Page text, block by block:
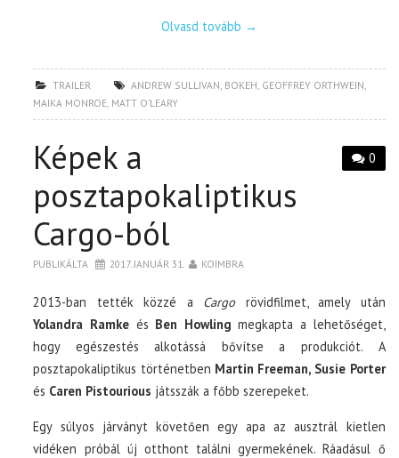
Olvasd tovább →
TRAILER ANDREW SULLIVAN, BOKEH, GEOFFREY ORTHWEIN,
MAIKA MONROE, MATT O’LEARY
0
Képek a
posztapokaliptikus
Cargo-ból
PUBLIKÁLTA 2017. JANUÁR 31. KOIMBRA
2013-ban tették közzé a Cargo rövidfilmet, amely után
Yolandra Ramke és Ben Howling megkapta a lehetőséget,
hogy egészestés alkotássá bővítse a produkciót. A
posztapokaliptikus történetben Martin Freeman, Susie Porter
és Caren Pistourious játsszák a főbb szerepeket.
Egy súlyos járványt követően egy apa az ausztrál kietlen
vidéken próbál új otthont találni gyermekének. Ráadásul ő